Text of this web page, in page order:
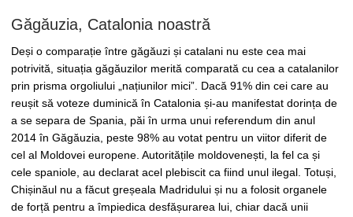
Găgăuzia, Catalonia noastră
Deși o comparație între găgăuzi și catalani nu este cea mai
potrivită, situația găgăuzilor merită comparată cu cea a catalanilor
prin prisma orgoliului „națiunilor mici”. Dacă 91% din cei care au
reușit să voteze duminică în Catalonia și-au manifestat dorința de
a se separa de Spania, păi în urma unui referendum din anul
2014 în Găgăuzia, peste 98% au votat pentru un viitor diferit de
cel al Moldovei europene. Autoritățile moldovenești, la fel ca și
cele spaniole, au declarat acel plebiscit ca fiind unul ilegal. Totuși,
Chișinăul nu a făcut greșeala Madridului și nu a folosit organele
de forță pentru a împiedica desfășurarea lui, chiar dacă unii